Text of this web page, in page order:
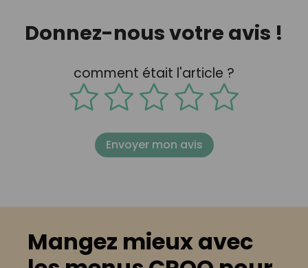
Donnez-nous votre avis !
comment était l'article ?
Envoyer mon avis
Mangez mieux avec